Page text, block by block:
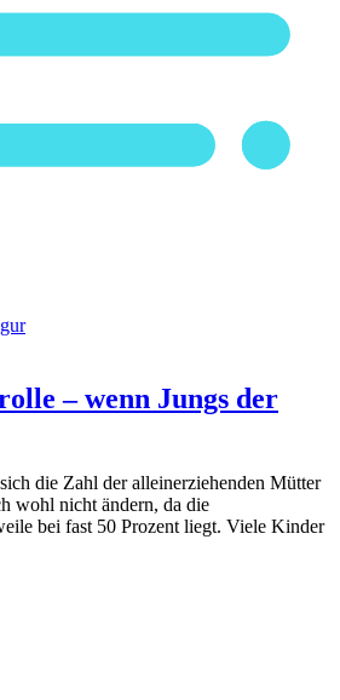
– wenn Jungs der
die Zahl der alleinerziehenden Mütter
wohl nicht ändern, da die
bei fast 50 Prozent liegt. Viele Kinder